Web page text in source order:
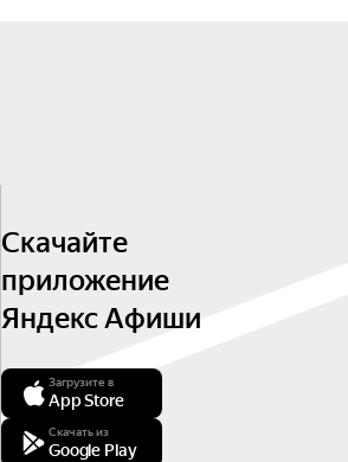
Скачайте
приложение
Яндекс Афиши
Загрузите в
App Store
Скачать из
Google Play